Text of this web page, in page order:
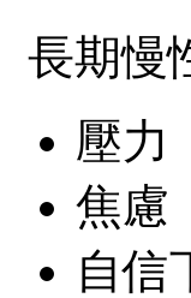
長期慢
壓力
焦慮
自信